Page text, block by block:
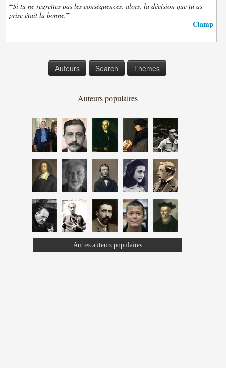
“Si tu ne regrettes pas les conséquences, alors, la décision que tu as
prise était la bonne.”
— Clamp
Auteurs Search Thèmes
Auteurs populaires
Autres auteurs populaires